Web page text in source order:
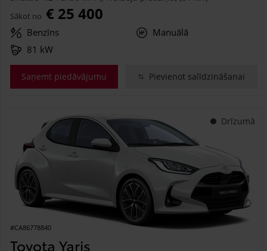
Sākot no € 25 400
Benzīns
Manuālā
81 kW
Saņemt piedāvājumu Pievienot salīdzināšanai
Drīzumā
#CA86778840
Toyota Yaris